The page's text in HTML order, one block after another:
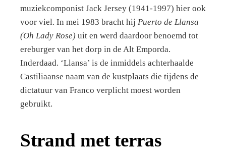
muziekcomponist Jack Jersey (1941-1997) hier ook
voor viel. In mei 1983 bracht hij Puerto de Llansa
(Oh Lady Rose) uit en werd daardoor benoemd tot
ereburger van het dorp in de Alt Emporda.
Inderdaad. ‘Llansa’ is de inmiddels achterhaalde
Castiliaanse naam van de kustplaats die tijdens de
dictatuur van Franco verplicht moest worden
gebruikt.
Strand met terras